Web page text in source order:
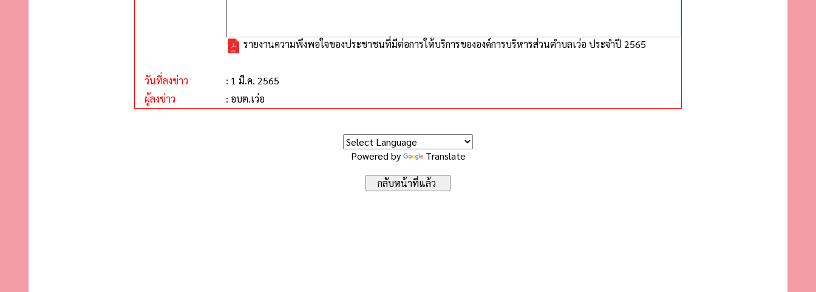
รายงานความพึงพอใจของประชาชนที่มีต่อการให้บริการขององค์การบริหารส่วนตำบลเว่อ ประจำปี 2565
วันที่ลงข่าว
: 1 มี.ค. 2565
ผู้ลงข่าว
: อบต.เว่อ
Powered by Translate